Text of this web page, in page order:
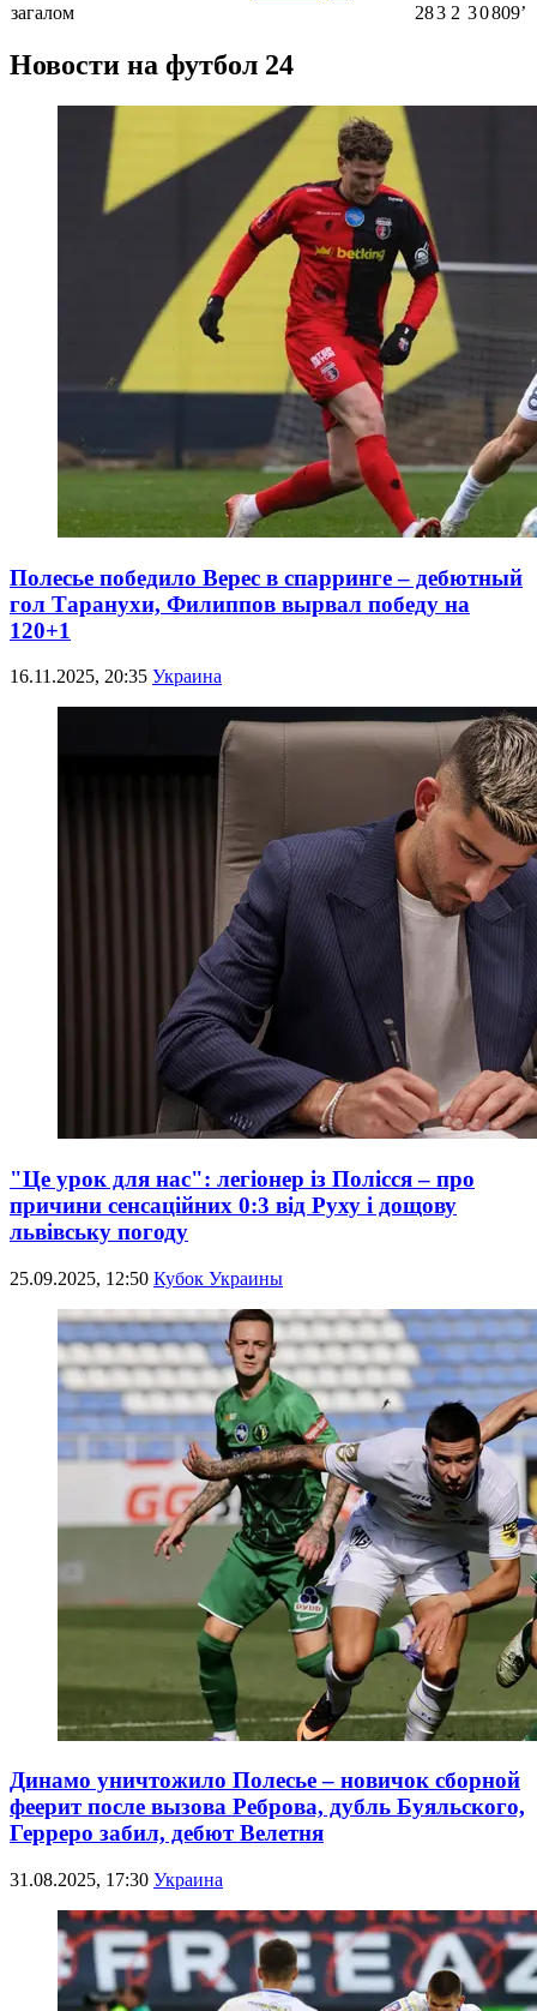
загалом 283 2 30809ʼ
Новости на футбол 24
Полесье победило Верес в спарринге – дебютный
гол Таранухи, Филиппов вырвал победу на
120+1
16.11.2025, 20:35 Украина
"Це урок для нас": легіонер із Полісся – про
причини сенсаційних 0:3 від Руху і дощову
львівську погоду
25.09.2025, 12:50 Кубок Украины
Динамо уничтожило Полесье – новичок сборной
феерит после вызова Реброва, дубль Буяльского,
Герреро забил, дебют Велетня
31.08.2025, 17:30 Украина